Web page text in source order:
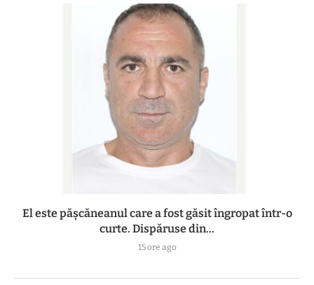
El este pășcăneanul care a fost găsit îngropat într-o
curte. Dispăruse din...
15 ore ago